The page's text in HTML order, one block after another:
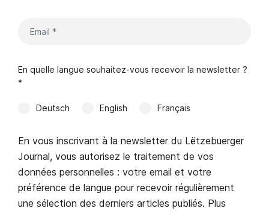
En quelle langue souhaitez-vous recevoir la newsletter ?
*
Deutsch English Français
En vous inscrivant à la newsletter du Lëtzebuerger
Journal, vous autorisez le traitement de vos
données personnelles : votre email et votre
préférence de langue pour recevoir régulièrement
une sélection des derniers articles publiés. Plus